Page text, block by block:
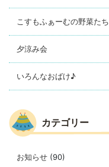
こすもふぁーむの野菜たち
夕涼み会
いろんなおばけ♪
カテゴリー
お知らせ (90)